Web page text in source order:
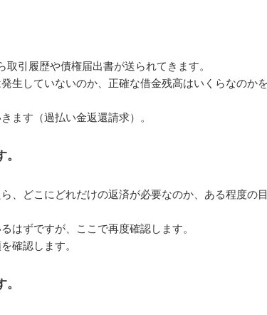
引履歴や債権届出書が送られてきます。
生していないのか、正確な借金残高はいくらなのか
ます（過払い金返還請求）。
、どこにどれだけの返済が必要なのか、ある程度の
はずですが、ここで再度確認します。
確認します。